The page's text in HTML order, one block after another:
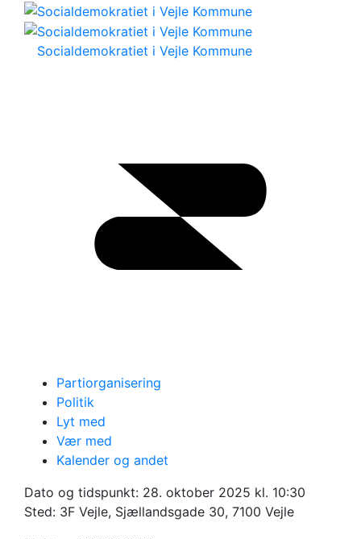
Socialdemokratiet i Vejle Kommune
Partiorganisering
Politik
Lyt med
Vær med
Kalender og andet
Bogreception: Den
røde ambulance
Dato og tidspunkt: 28. oktober 2025 kl. 10:30
Sted: 3F Vejle, Sjællandsgade 30, 7100 Vejle